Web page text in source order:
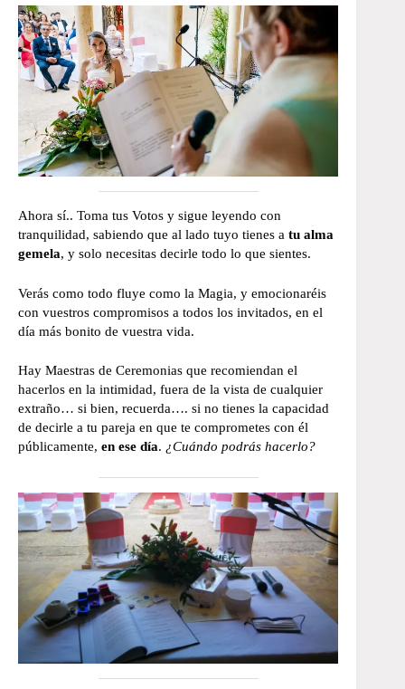
Ahora sí.. Toma tus Votos y sigue leyendo con
tranquilidad, sabiendo que al lado tuyo tienes a tu alma
gemela, y solo necesitas decirle todo lo que sientes.
Verás como todo fluye como la Magia, y emocionaréis
con vuestros compromisos a todos los invitados, en el
día más bonito de vuestra vida.
Hay Maestras de Ceremonias que recomiendan el
hacerlos en la intimidad, fuera de la vista de cualquier
extraño… si bien, recuerda…. si no tienes la capacidad
de decirle a tu pareja en que te comprometes con él
públicamente, en ese día. ¿Cuándo podrás hacerlo?